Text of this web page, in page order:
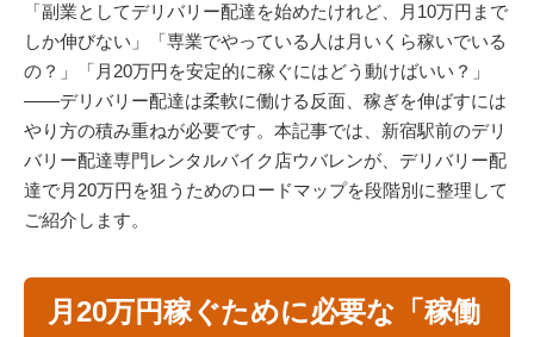
「副業としてデリバリー配達を始めたけれど、月10万円まで
しか伸びない」「専業でやっている人は月いくら稼いでいる
の？」「月20万円を安定的に稼ぐにはどう動けばいい？」
——デリバリー配達は柔軟に働ける反面、稼ぎを伸ばすには
やり方の積み重ねが必要です。本記事では、新宿駅前のデリ
バリー配達専門レンタルバイク店ウバレンが、デリバリー配
達で月20万円を狙うためのロードマップを段階別に整理して
ご紹介します。
月20万円稼ぐために必要な「稼働